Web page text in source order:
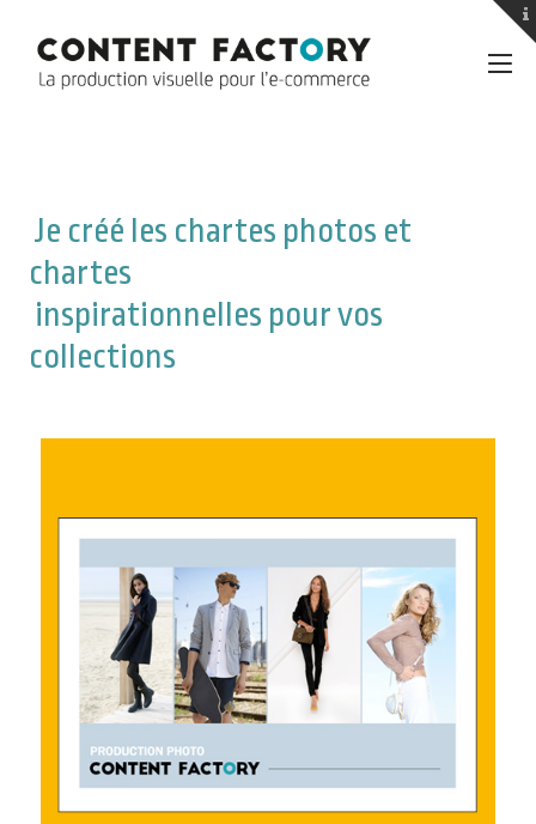
Je créé les chartes photos et
chartes
inspirationnelles pour vos
collections